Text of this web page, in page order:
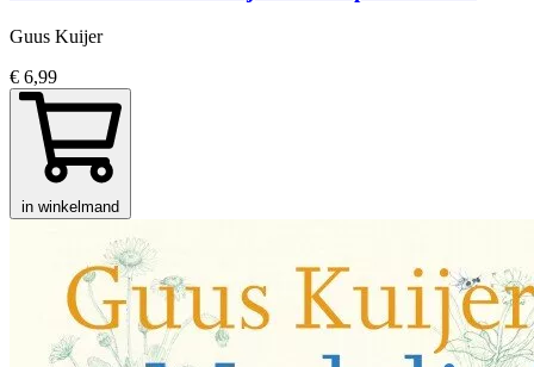
Guus Kuijer
€ 6,99
in winkelmand